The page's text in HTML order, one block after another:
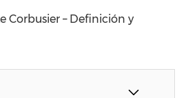
Corbusier – Definición y